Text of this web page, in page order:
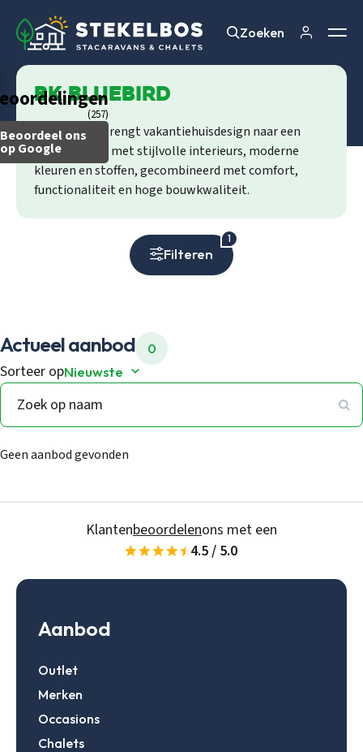
(257)
Beoordeel ons
op Google
Zoeken
Zoeken
BK Bluebird
BK Bluebird brengt vakantiehuisdesign naar een
hoger niveau, met stijlvolle interieurs, moderne
kleuren en stoffen, gecombineerd met comfort,
functionaliteit en hoge bouwkwaliteit.
Filteren
1
Actueel aanbod 0
Sorteer opNieuwste
Geen aanbod gevonden
Klantenbeoordelenons met een
4.5 / 5.0
Aanbod
Outlet
Merken
Occasions
Chalets